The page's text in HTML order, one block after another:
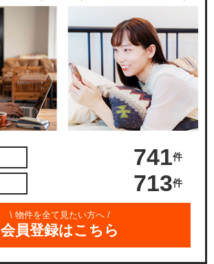
741件
713件
\ 物件を全て見たい方へ /
会員登録はこちら